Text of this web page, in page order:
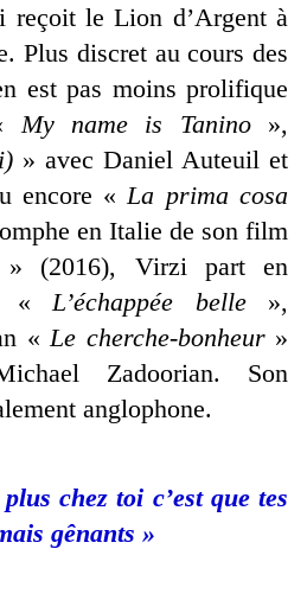
reçoit le Lion d’Argent à
Plus discret au cours des
est pas moins prolifique
My name is Tanino»,
» avec Daniel Auteuil et
encore « La prima cosa
en Italie de son film
(2016), Virzi part en
« L’échappée belle»,
« Le cherche-bonheur»
Zadoorian. Son
anglophone.
chez toi c’est que tes
gênants »